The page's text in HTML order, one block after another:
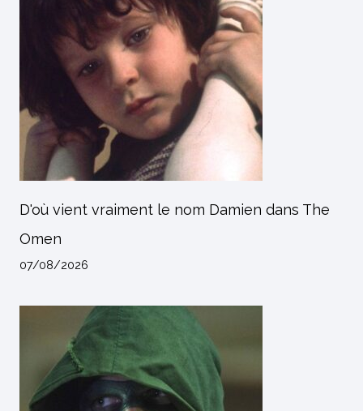
D'où vient vraiment le nom Damien dans The
Omen
07/08/2026